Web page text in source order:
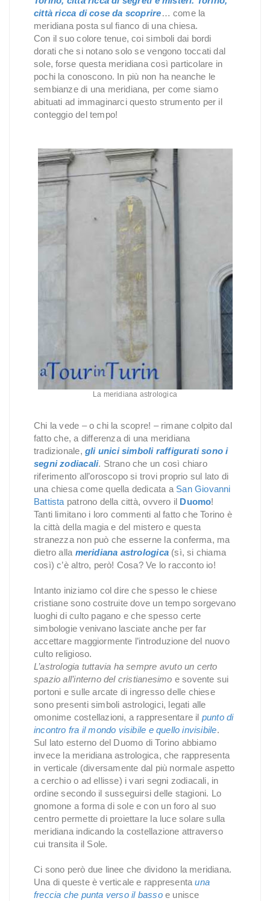
città ricca di cose da scoprire… come la
meridiana posta sul fianco di una chiesa.
Con il suo colore tenue, coi simboli dai bordi
dorati che si notano solo se vengono toccati dal
sole, forse questa meridiana così particolare in
pochi la conoscono. In più non ha neanche le
sembianze di una meridiana, per come siamo
abituati ad immaginarci questo strumento per il
conteggio del tempo!
La meridiana astrologica
Chi la vede – o chi la scopre! – rimane colpito dal
fatto che, a differenza di una meridiana
tradizionale, gli unici simboli raffigurati sono i
segni zodiacali. Strano che un così chiaro
riferimento all’oroscopo si trovi proprio sul lato di
una chiesa come quella dedicata a San Giovanni
Battista patrono della città, ovvero il Duomo!
Tanti limitano i loro commenti al fatto che Torino è
la città della magia e del mistero e questa
stranezza non può che esserne la conferma, ma
dietro alla meridiana astrologica(sì, si chiama
così) c’è altro, però! Cosa? Ve lo racconto io!
Intanto iniziamo col dire che spesso le chiese
cristiane sono costruite dove un tempo sorgevano
luoghi di culto pagano e che spesso certe
simbologie venivano lasciate anche per far
accettare maggiormente l’introduzione del nuovo
culto religioso.
L’astrologia tuttavia ha sempre avuto un certo
spazio all’interno del cristianesimo e sovente sui
portoni e sulle arcate di ingresso delle chiese
sono presenti simboli astrologici, legati alle
omonime costellazioni, a rappresentare il punto di
incontro fra il mondo visibile e quello invisibile.
Sul lato esterno del Duomo di Torino abbiamo
invece la meridiana astrologica, che rappresenta
in verticale (diversamente dal più normale aspetto
a cerchio o ad ellisse) i vari segni zodiacali, in
ordine secondo il susseguirsi delle stagioni. Lo
gnomone a forma di sole e con un foro al suo
centro permette di proiettare la luce solare sulla
meridiana indicando la costellazione attraverso
cui transita il Sole.
Ci sono però due linee che dividono la meridiana.
Una di queste è verticale e rappresenta una
freccia che punta verso il bassoe unisce